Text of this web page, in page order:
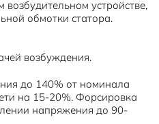
устройстве,
обмотки статора.
возбуждения.
до 140% от номинала
на 15-20%. Форсировка
напряжения до 90-